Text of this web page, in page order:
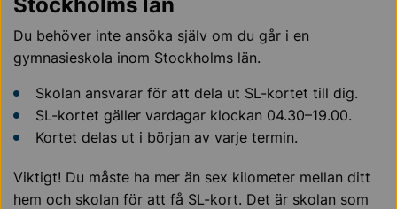
Du behöver inte ansöka själv om du går i en
gymnasieskola inom Stockholms län.
Skolan ansvarar för att dela ut SL-kortet till dig.
SL-kortet gäller vardagar klockan 04.30–19.00.
Kortet delas ut i början av varje termin.
Viktigt! Du måste ha mer än sex kilometer mellan ditt
hem och skolan för att få SL-kort. Det är skolan som